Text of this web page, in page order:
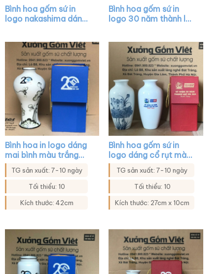
Bình hoa gốm sứ in
logo nakashima dáng
Bình hoa gốm sứ in
logo 30 năm thành lập
XG-LH05
Bình hoa in logo dáng
mai bình màu trắng
họa tiết sen đen XG-
LH26
TG sản xuất: 7-10 ngày
Tối thiểu: 10
Kích thước: 42cm
Bình hoa gốm sứ in
logo dáng cổ rụt màu
trắng họa tiết hoa sen
XG-LH20
TG sản xuất: 7-10 ngày
Tối thiểu: 10
Kích thước: 27cm x 10cm